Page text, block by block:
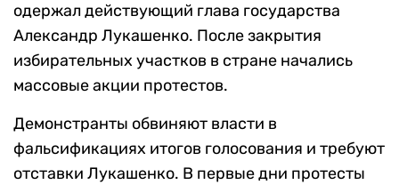
одержал действующий глава государства
Александр Лукашенко. После закрытия
избирательных участков в стране начались
массовые акции протестов.
Демонстранты обвиняют власти в
фальсификациях итогов голосования и требуют
отставки Лукашенко. В первые дни протесты